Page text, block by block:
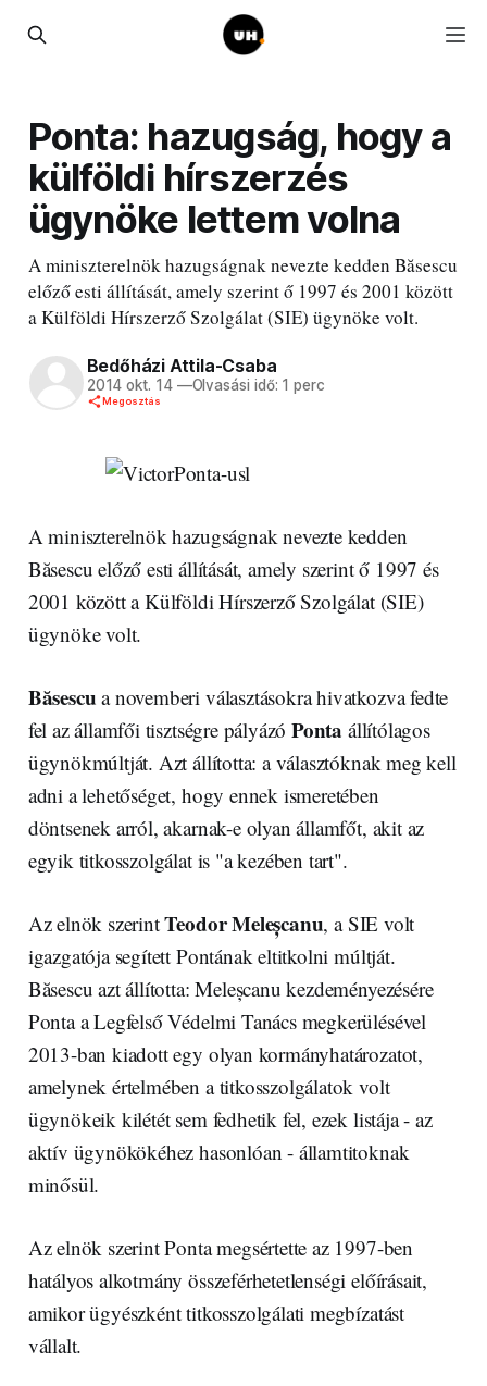
Ponta: hazugság, hogy a
külföldi hírszerzés
ügynöke lettem volna
A miniszterelnök hazugságnak nevezte kedden Băsescu
előző esti állítását, amely szerint ő 1997 és 2001 között
a Külföldi Hírszerző Szolgálat (SIE) ügynöke volt.
Bedőházi Attila-Csaba
2014 okt. 14 —Olvasási idő: 1 perc
Megosztás
A miniszterelnök hazugságnak nevezte kedden
Băsescu előző esti állítását, amely szerint ő 1997 és
2001 között a Külföldi Hírszerző Szolgálat (SIE)
ügynöke volt.
Băsescu a novemberi választásokra hivatkozva fedte
fel az államfői tisztségre pályázóPonta állítólagos
ügynökmúltját. Azt állította: a választóknak meg kell
adni a lehetőséget, hogy ennek ismeretében
döntsenek arról, akarnak-e olyan államfőt, akit az
egyik titkosszolgálat is "a kezében tart".
Az elnök szerintTeodor Meleșcanu, a SIE volt
igazgatója segített Pontának eltitkolni múltját.
Băsescu azt állította: Meleșcanu kezdeményezésére
Ponta a Legfelső Védelmi Tanács megkerülésével
2013-ban kiadott egy olyan kormányhatározatot,
amelynek értelmében a titkosszolgálatok volt
ügynökeik kilétét sem fedhetik fel, ezek listája - az
aktív ügynökökéhez hasonlóan - államtitoknak
minősül.
Az elnök szerint Ponta megsértette az 1997-ben
hatályos alkotmány összeférhetetlenségi előírásait,
amikor ügyészként titkosszolgálati megbízatást
vállalt.